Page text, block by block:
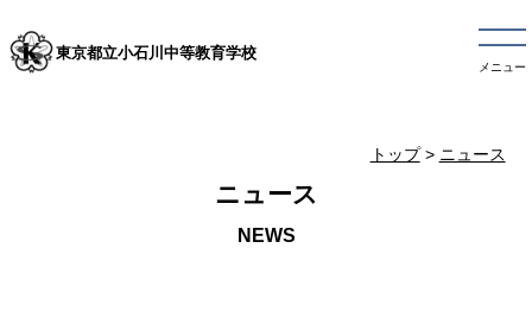
東京都立小石川中等教育学校
メニュー
トップ> ニュース
ニュース